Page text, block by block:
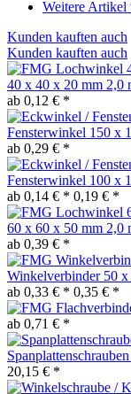
Weitere
Kunden kauften auch
Kunden kauften auch
40 x 40 x 20 mm 2,0
ab 0,12 € *
Fensterwinkel 150 x
ab 0,29 € *
Fensterwinkel 100 x
ab 0,14 € * 0,19 € *
60 x 60 x 50 mm 2,0
ab 0,39 € *
Winkelverbinder 50
ab 0,33 € * 0,35 € *
ab 0,71 € *
20,15 € *